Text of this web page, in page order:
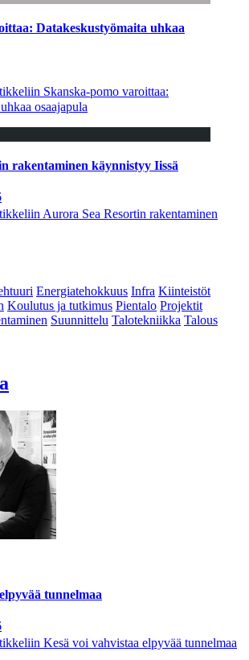
Datakeskustyömaita uhkaa
Skanska-pomo varoittaa:
osaajapula
rakentaminen käynnistyy Iissä
Aurora Sea Resortin rakentaminen
Energiatehokkuus Infra Kiinteistöt
Koulutus ja tutkimus Pientalo Projektit
Suunnittelu Talotekniikka Talous
tunnelmaa
Kesä voi vahvistaa elpyvää tunnelmaa